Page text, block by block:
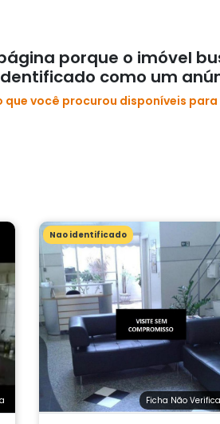
porque o imóvel
como um
que você procurou disponíveis
Nao identificado
Ficha Não